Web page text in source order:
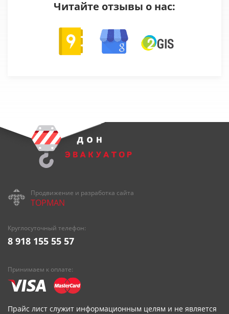
Читайте отзывы о нас:
Продвижение и разработка сайта
TOPMAN
Прайс лист служит информационным целям и не является
Круглосуточный телефон:
8 918 155 55 57
Принимаем к оплате: